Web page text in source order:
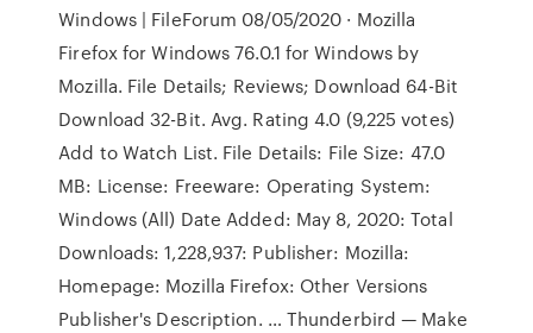
Windows | FileForum 08/05/2020 · Mozilla
Firefox for Windows 76.0.1 for Windows by
Mozilla. File Details; Reviews; Download 64-Bit
Download 32-Bit. Avg. Rating 4.0 (9,225 votes)
Add to Watch List. File Details: File Size: 47.0
MB: License: Freeware: Operating System:
Windows (All) Date Added: May 8, 2020: Total
Downloads: 1,228,937: Publisher: Mozilla:
Homepage: Mozilla Firefox: Other Versions
Publisher's Description. … Thunderbird — Make